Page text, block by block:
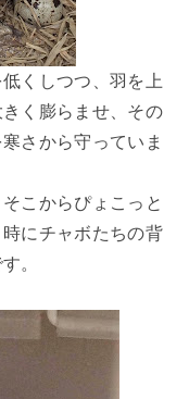
くしつつ、羽を上
く膨らませ、その
さから守っていま
こからぴょこっと
にチャボたちの背
。